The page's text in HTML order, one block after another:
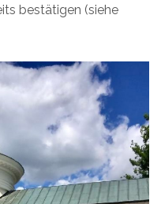
bestätigen (siehe